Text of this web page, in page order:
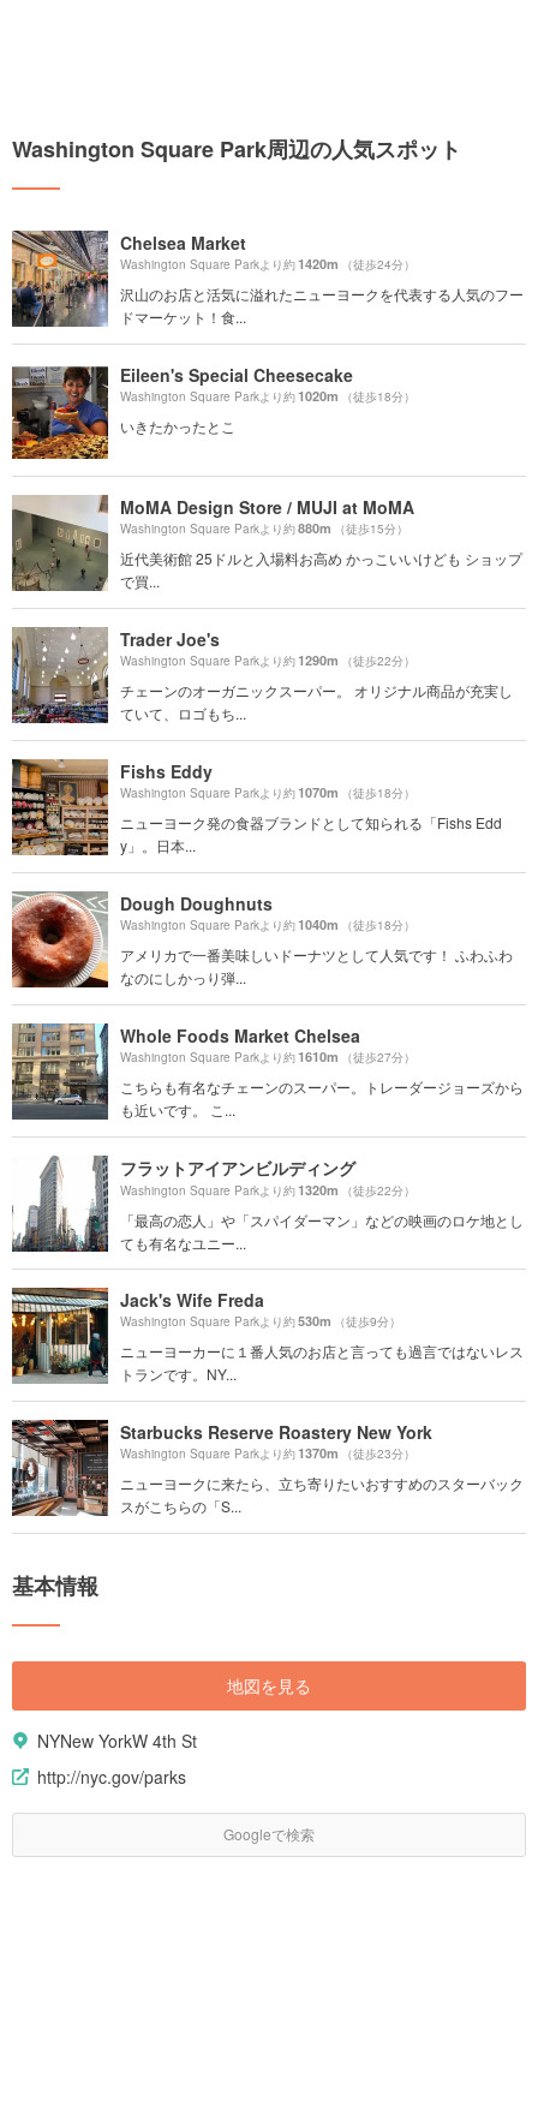
Washington Square Park周辺の人気スポット
Chelsea Market
Washington Square Parkより約1420m （徒歩24分）
沢山のお店と活気に溢れたニューヨークを代表する人気のフー
ドマーケット！食...
Eileen's Special Cheesecake
Washington Square Parkより約1020m （徒歩18分）
いきたかったとこ
MoMA Design Store / MUJI at MoMA
Washington Square Parkより約880m （徒歩15分）
近代美術館 25ドルと入場料お高め かっこいいけども ショップ
で買...
Trader Joe's
Washington Square Parkより約1290m （徒歩22分）
チェーンのオーガニックスーパー。 オリジナル商品が充実し
ていて、ロゴもち...
Fishs Eddy
Washington Square Parkより約1070m （徒歩18分）
ニューヨーク発の食器ブランドとして知られる「Fishs Edd
y」。日本...
Dough Doughnuts
Washington Square Parkより約1040m （徒歩18分）
アメリカで一番美味しいドーナツとして人気です！ ふわふわ
なのにしかっり弾...
Whole Foods Market Chelsea
Washington Square Parkより約1610m （徒歩27分）
こちらも有名なチェーンのスーパー。トレーダージョーズから
も近いです。 こ...
フラットアイアンビルディング
Washington Square Parkより約1320m （徒歩22分）
「最高の恋人」や「スパイダーマン」などの映画のロケ地とし
ても有名なユニー...
Jack's Wife Freda
Washington Square Parkより約530m （徒歩9分）
ニューヨーカーに１番人気のお店と言っても過言ではないレス
トランです。NY...
Starbucks Reserve Roastery New York
Washington Square Parkより約1370m （徒歩23分）
ニューヨークに来たら、立ち寄りたいおすすめのスターバック
スがこちらの「S...
基本情報
地図を見る
NYNew YorkW 4th St
http://nyc.gov/parks
Googleで検索